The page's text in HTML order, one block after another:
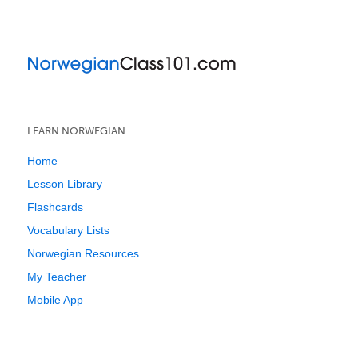
LEARN NORWEGIAN
Home
Lesson Library
Flashcards
Vocabulary Lists
Norwegian Resources
My Teacher
Mobile App